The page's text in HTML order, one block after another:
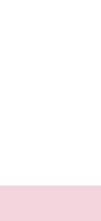
långvarig effekt.
rodnad efter några
kollagenproduktionen